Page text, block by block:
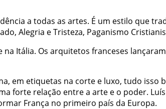
a todas as artes. É um estilo que
, Alegria eTristeza, Paganismo
na Itália. Os arquitetos franceses lançaram
, em etiquetas na corte e luxo, tudo isso
forte relação entrea arte e o poder. Luís
França no primeiro país da Europa.